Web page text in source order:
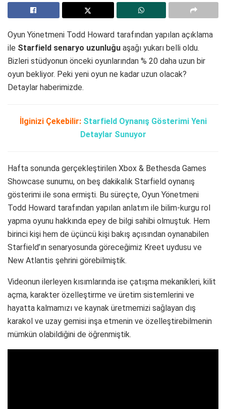
Oyun Yönetmeni Todd Howard tarafından yapılan açıklama
ile Starfield senaryo uzunluğu aşağı yukarı belli oldu.
Bizleri stüdyonun önceki oyunlarından % 20 daha uzun bir
oyun bekliyor. Peki yeni oyun ne kadar uzun olacak?
Detaylar haberimizde.
İlginizi Çekebilir: Starfield Oynanış Gösterimi Yeni
Detaylar Sunuyor
Hafta sonunda gerçekleştirilen Xbox & Bethesda Games
Showcase sunumu, on beş dakikalık Starfield oynanış
gösterimi ile sona ermişti. Bu süreçte, Oyun Yönetmeni
Todd Howard tarafından yapılan anlatım ile bilim-kurgu rol
yapma oyunu hakkında epey de bilgi sahibi olmuştuk. Hem
birinci kişi hem de üçüncü kişi bakış açısından oynanabilen
Starfield’ın senaryosunda göreceğimiz Kreet uydusu ve
New Atlantis şehrini görebilmiştik.
Videonun ilerleyen kısımlarında ise çatışma mekanikleri, kilit
açma, karakter özelleştirme ve üretim sistemlerini ve
hayatta kalmamızı ve kaynak üretmemizi sağlayan dış
karakol ve uzay gemisi inşa etmenin ve özelleştirebilmenin
mümkün olabildiğini de öğrenmiştik.